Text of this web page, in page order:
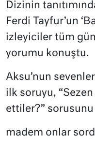
Dizinin
Ferdi Tayfur’un
izleyiciler tüm
yorumu konuştu.
Aksu’nun
ilk soruyu, “Sezen
ettiler?”
madem onlar